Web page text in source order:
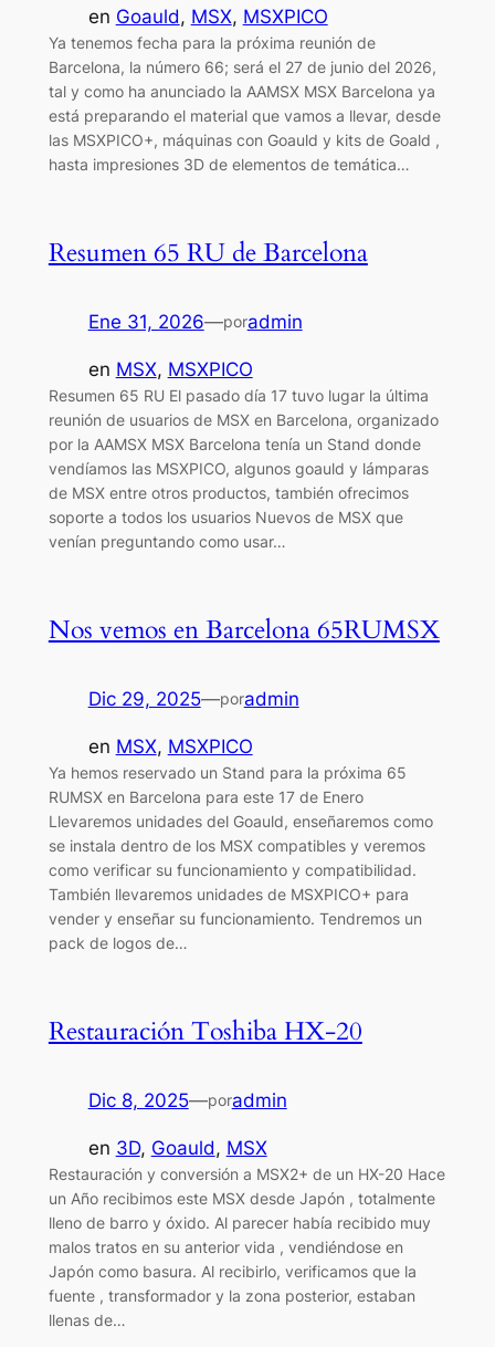
en Goauld, MSX, MSXPICO
Ya tenemos fecha para la próxima reunión de
Barcelona, la número 66; será el 27 de junio del 2026,
tal y como ha anunciado la AAMSX MSX Barcelona ya
está preparando el material que vamos a llevar, desde
las MSXPICO+, máquinas con Goauld y kits de Goald ,
hasta impresiones 3D de elementos de temática…
Resumen 65 RU de Barcelona
Ene 31, 2026—poradmin
en MSX, MSXPICO
Resumen 65 RU El pasado día 17 tuvo lugar la última
reunión de usuarios de MSX en Barcelona, organizado
por la AAMSX MSX Barcelona tenía un Stand donde
vendíamos las MSXPICO, algunos goauld y lámparas
de MSX entre otros productos, también ofrecimos
soporte a todos los usuarios Nuevos de MSX que
venían preguntando como usar…
Nos vemos en Barcelona 65RUMSX
Dic 29, 2025—poradmin
en MSX, MSXPICO
Ya hemos reservado un Stand para la próxima 65
RUMSX en Barcelona para este 17 de Enero
Llevaremos unidades del Goauld, enseñaremos como
se instala dentro de los MSX compatibles y veremos
como verificar su funcionamiento y compatibilidad.
También llevaremos unidades de MSXPICO+ para
vender y enseñar su funcionamiento. Tendremos un
pack de logos de…
Restauración Toshiba HX-20
Dic 8, 2025—poradmin
en 3D, Goauld, MSX
Restauración y conversión a MSX2+ de un HX-20 Hace
un Año recibimos este MSX desde Japón , totalmente
lleno de barro y óxido. Al parecer había recibido muy
malos tratos en su anterior vida , vendiéndose en
Japón como basura. Al recibirlo, verificamos que la
fuente , transformador y la zona posterior, estaban
llenas de…